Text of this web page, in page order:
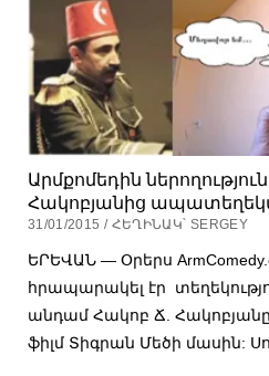
Արմքոմեդին
Հակոբյանից
31/01/2015 / ՀԵՂԻՆԱԿ՝ SERGEY
ԵՐԵՎԱՆ — Օրերս
հրապարակել էր
անդամ Հակոբ Ճ.
ֆիլմ Տիգրան Մեծի մասին: